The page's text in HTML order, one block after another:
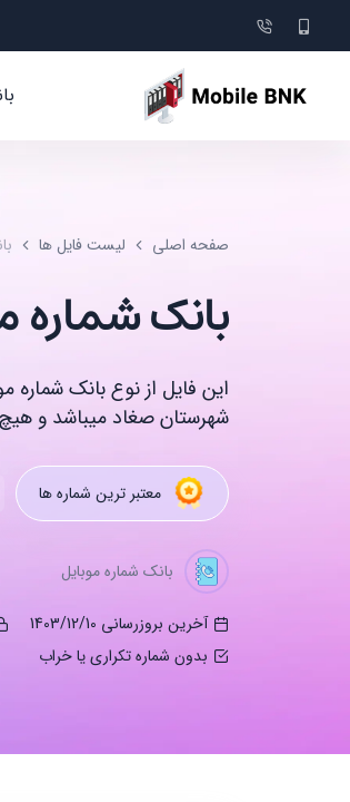
صفحه اصلی لیست فایل ها
بانک شماره
این فایل از نوع بانک
شهرستان صغاد میباشد و
معتبر ترین شماره ها
بانک شماره موبایل
آخرین بروزرسانی 1403/12/10
بدون شماره تکراری یا خراب